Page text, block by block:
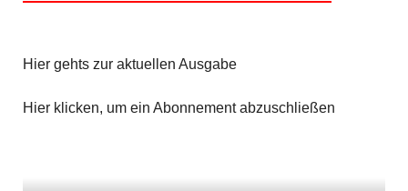
Hier gehts zur aktuellen Ausgabe
Hier klicken, um ein Abonnement abzuschließen